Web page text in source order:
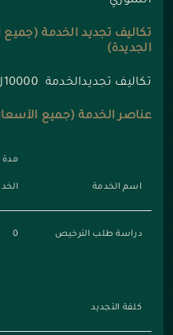
تكاليف تجديد الخدمة (جميع
الجديدة)
تكاليف تجديدالخدمة 10000ل.س
عناصر الخدمة (جميع الأسعار
اسم الخدمة
مدة
دراسة طلب الترخيص 0
كلفة التجديد